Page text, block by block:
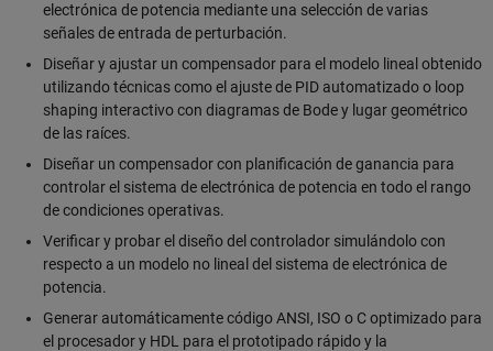
electrónica de potencia mediante una selección de varias
señales de entrada de perturbación.
Diseñar y ajustar un compensador para el modelo lineal obtenido
utilizando técnicas como el ajuste de PID automatizado o loop
shaping interactivo con diagramas de Bode y lugar geométrico
de las raíces.
Diseñar un compensador con planificación de ganancia para
controlar el sistema de electrónica de potencia en todo el rango
de condiciones operativas.
Verificar y probar el diseño del controlador simulándolo con
respecto a un modelo no lineal del sistema de electrónica de
potencia.
Generar automáticamente código ANSI, ISO o C optimizado para
el procesador y HDL para el prototipado rápido y la